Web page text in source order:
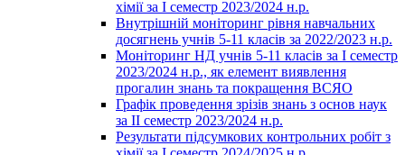
хімії за І семестр 2023/2024 н.р.
Внутрішній моніторинг рівня навчальних
досягнень учнів 5-11 класів за 2022/2023 н.р.
Моніторинг НД учнів 5-11 класів за І семестр
2023/2024 н.р., як елемент виявлення
прогалин знань та покращення ВСЯО
Графік проведення зрізів знань з основ наук
за ІІ семестр 2023/2024 н.р.
Результати підсумкових контрольних робіт з